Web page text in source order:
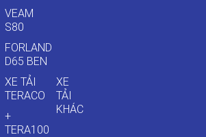
VEAM
S80
FORLAND
D65 BEN
XE TẢI
TERACO
+
TERA100
XE
TẢI
KHÁC